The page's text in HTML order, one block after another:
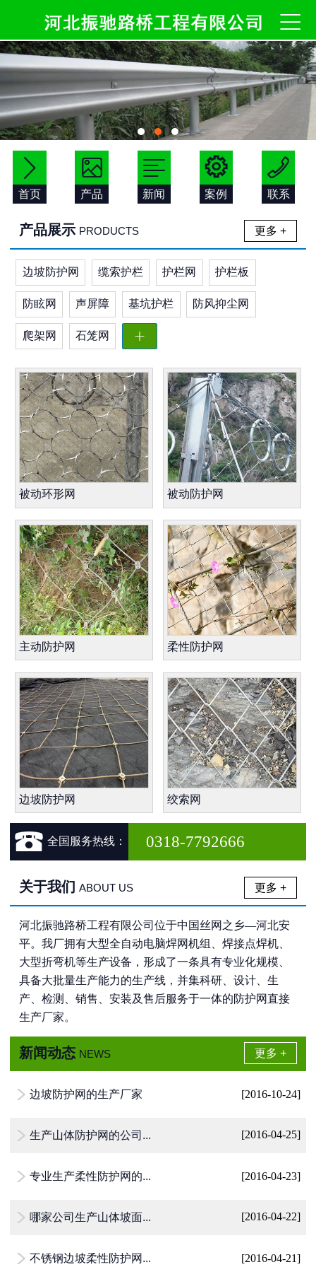


首页

产品

新闻

案例

联系
产品展示 PRODUCTS 更多 +
边坡防护网 缆索护栏 护栏网 护栏板
防眩网 声屏障 基坑护栏 防风抑尘网
爬架网 石笼网 
被动环形网 被动防护网
主动防护网 柔性防护网
边坡防护网 绞索网
 全国服务热线： 0318-7792666
关于我们ABOUT US 更多 +
河北振驰路桥工程有限公司位于中国丝网之乡—河北安
平。我厂拥有大型全自动电脑焊网机组、焊接点焊机、
大型折弯机等生产设备，形成了一条具有专业化规模、
具备大批量生产能力的生产线，并集科研、设计、生
产、检测、销售、安装及售后服务于一体的防护网直接
生产厂家。
新闻动态 NEWS 更多 +
 [2016-10-24]
边坡防护网的生产厂家
 [2016-04-25]
生产山体防护网的公司...
 [2016-04-23]
专业生产柔性防护网的...
 [2016-04-22]
哪家公司生产山体坡面...
 [2016-04-21]
不锈钢边坡柔性防护网...